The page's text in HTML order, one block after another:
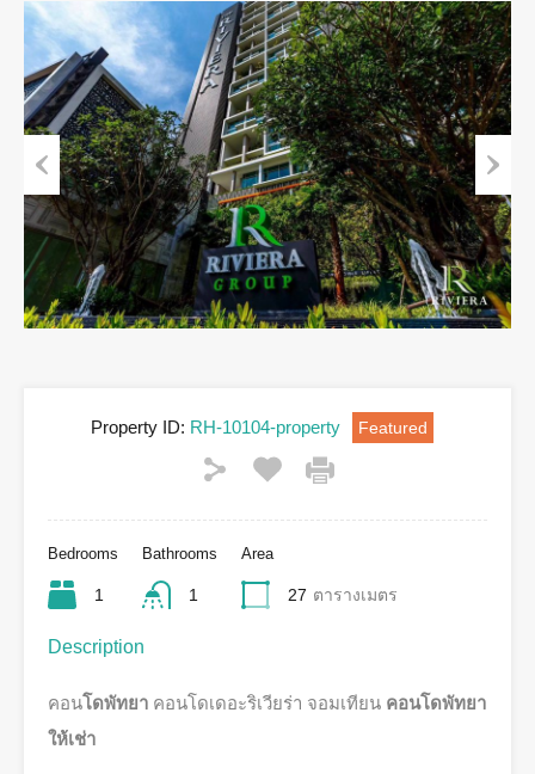
Previous Next
Property ID: RH-10104-property Featured
Bedrooms
1
Bathrooms
1
Area
27 ตารางเมตร
Description
คอนโดพัทยา คอนโดเดอะริเวียร่า จอมเทียน คอนโดพัทยา
ให้เช่า